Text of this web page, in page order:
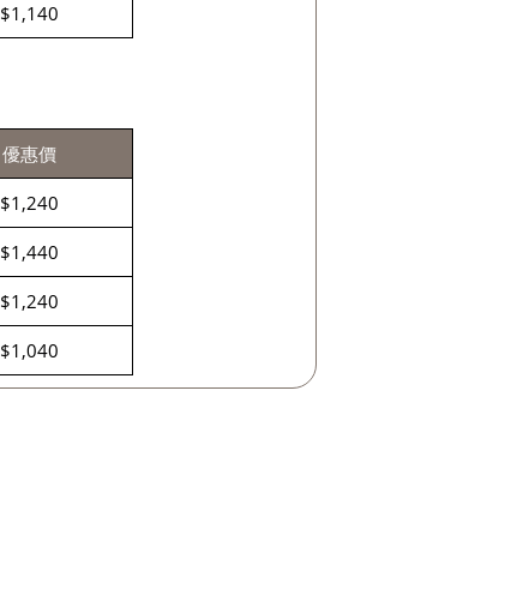
$1,140
優惠價
$1,240
$1,440
$1,240
$1,040